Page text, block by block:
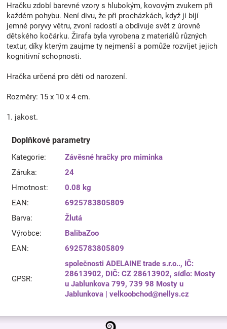
Hračku zdobí barevné vzory s hlubokým, kovovým zvukem při
každém pohybu. Není divu, že při procházkách, když ji bijí
jemné poryvy větru, zvoní radostí a obdivuje svět z úrovně
dětského kočárku. Žirafa byla vyrobena z materiálů různých
textur, díky kterým zaujme ty nejmenší a pomůže rozvíjet jejich
kognitivní schopnosti.
Hračka určená pro děti od narození.
Rozměry: 15 x 10 x 4 cm.
1. jakost.
Doplňkové parametry
Kategorie:
Závěsné hračky pro miminka
Záruka:
24
Hmotnost:
0.08 kg
EAN:
6925783805809
Barva:
Žlutá
Výrobce:
BalibaZoo
EAN: 6925783805809
GPSR:
společnosti ADELAINE trade s.r.o.., IČ:
28613902, DIČ: CZ 28613902, sídlo: Mosty
u Jablunkova 799, 739 98 Mosty u
Jablunkova | velkoobchod@nellys.cz
Z